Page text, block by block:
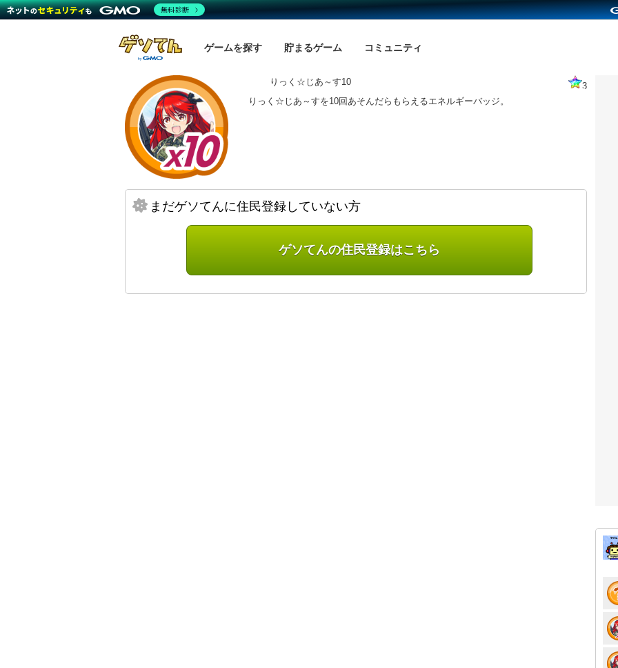
ゲームを探す 貯まるゲーム コミュニティ
りっく☆じあ～す10
3
りっく☆じあ～すを10回あそんだらもらえるエネルギーバッジ。
まだゲソてんに住民登録していない方
ゲソてんの住民登録はこちら
無料診断